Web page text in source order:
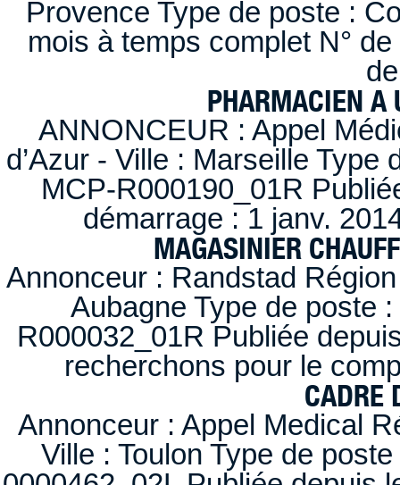
Provence Type de poste :
mois à temps complet N°
PHARMACIEN A
ANNONCEUR : Appel
d’Azur - Ville : Marseille
MCP-R000190_01R
démarrage : 1 janv.
MAGASINIER
Annonceur : Randstad
Aubagne Type de poste
R000032_01R Publiée
recherchons pour le
CADRE
Annonceur : Appel Medical
Ville : Toulon Type de